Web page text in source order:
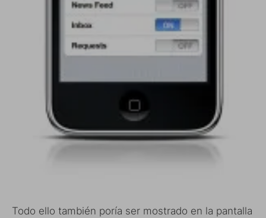
Todo ello también poría ser mostrado en la pantalla